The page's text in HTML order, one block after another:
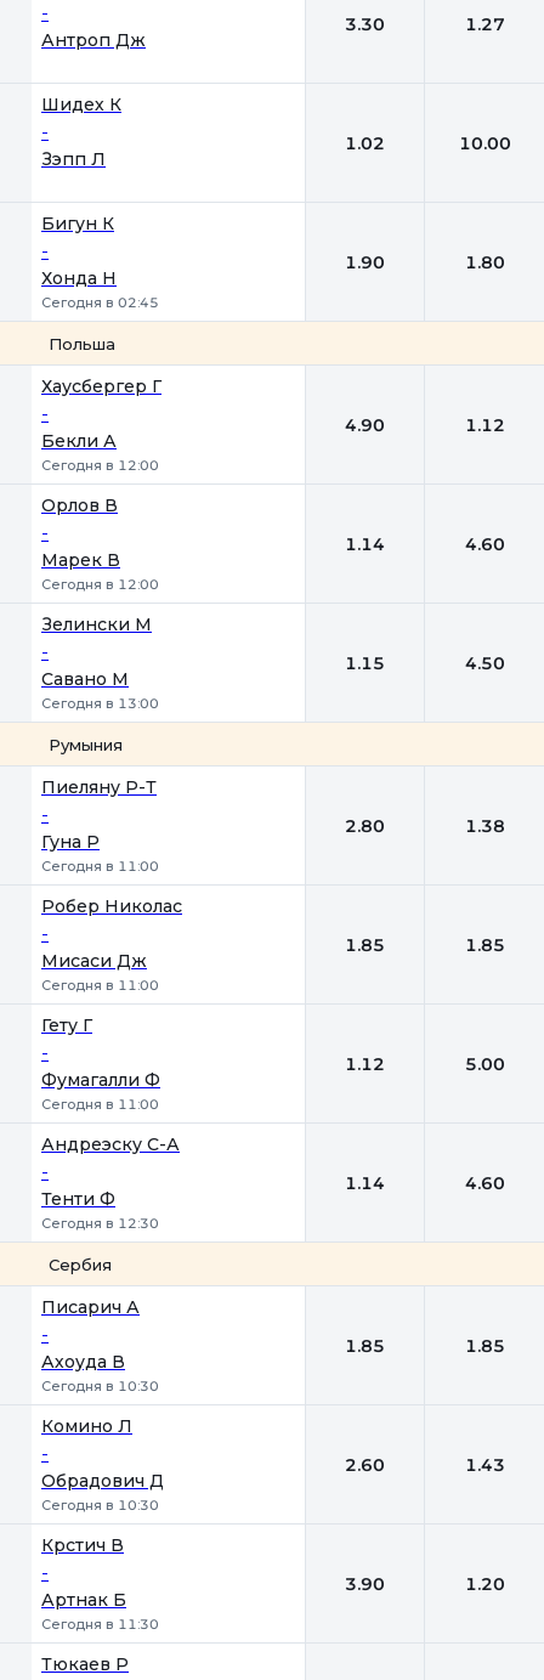
-
Антроп Дж
3.30 1.27
Шидех К
-
Зэпп Л
1.02 10.00
Бигун К
-
Хонда Н
Сегодня в 02:45
1.90 1.80
Польша
Хаусбергер Г
-
Бекли А
Сегодня в 12:00
4.90 1.12
Орлов В
-
Марек В
Сегодня в 12:00
1.14 4.60
Зелински М
-
Савано М
Сегодня в 13:00
1.15 4.50
Румыния
Пиеляну Р-Т
-
Гуна Р
Сегодня в 11:00
2.80 1.38
Робер Николас
-
Мисаси Дж
Сегодня в 11:00
1.85 1.85
Гету Г
-
Фумагалли Ф
Сегодня в 11:00
1.12 5.00
Андреэску С-А
-
Тенти Ф
Сегодня в 12:30
1.14 4.60
Сербия
Писарич А
-
Ахоуда В
Сегодня в 10:30
1.85 1.85
Комино Л
-
Обрадович Д
Сегодня в 10:30
2.60 1.43
Крстич В
-
Артнак Б
Сегодня в 11:30
3.90 1.20
Тюкаев Р